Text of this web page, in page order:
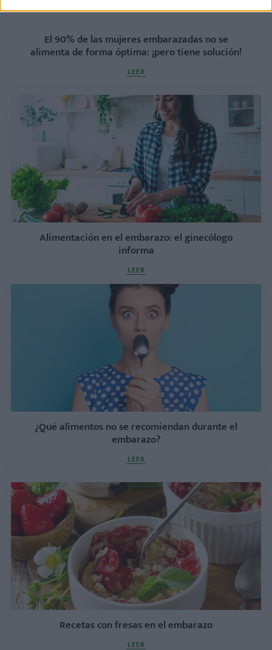
El 90% de las mujeres embarazadas no se
alimenta de forma óptima: ¡pero tiene solución!
LEER
Alimentación en el embarazo: el ginecólogo
informa
LEER
¿Qué alimentos no se recomiendan durante el
embarazo?
LEER
Recetas con fresas en el embarazo
LEER